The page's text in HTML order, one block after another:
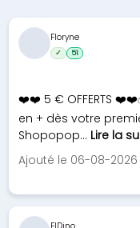
❤️❤️ 5 € OFFERTS
en + dès votre
Shopopop... Lire la
Ajouté le 06-08-
Floryne
✓ 51
ElDino